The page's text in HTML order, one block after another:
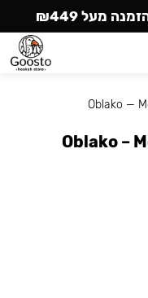
Oblako —
Oblako –
מעל ₪449